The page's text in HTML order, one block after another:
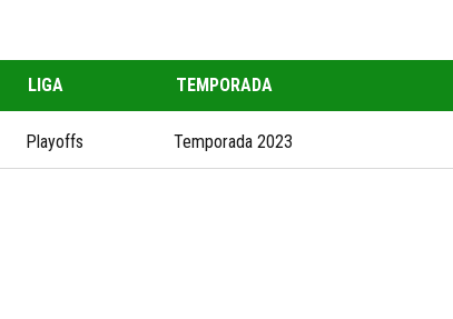
LIGA TEMPORADA
Playoffs Temporada 2023